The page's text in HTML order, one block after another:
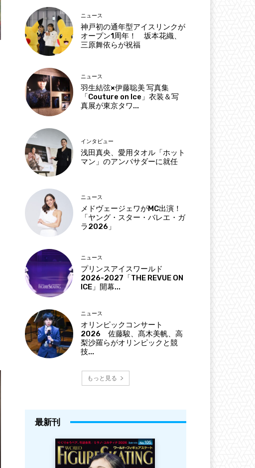
ニュース
神戸初の通年型アイスリンクが
オープン1周年！ 坂本花織、
三原舞依らが祝福
ニュース
羽生結弦×伊藤聡美 写真集
「Couture on Ice」衣装＆写
真展が東京タワ...
インタビュー
浅田真央、愛用タオル「ホット
マン」のアンバサダーに就任
ニュース
メドヴェージェワがMC出演！
「ヤング・スター・バレエ・ガ
ラ2026」
ニュース
プリンスアイスワールド
2026-2027「THE REVUE ON
ICE」開幕...
ニュース
オリンピックコンサート
2026 佐藤駿、髙木美帆、高
梨沙羅らがオリンピックと競
技...
もっと見る
最新刊